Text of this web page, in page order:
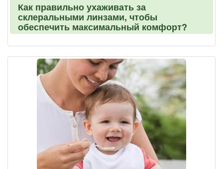
Как правильно ухаживать за
склеральными линзами, чтобы
обеспечить максимальный комфорт?